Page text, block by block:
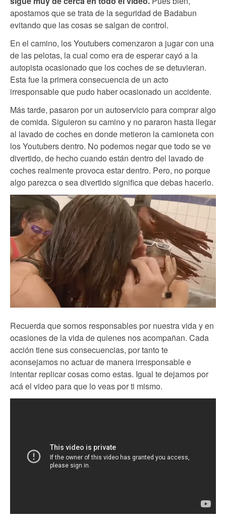
apostamos que se trata de la seguridad de Badabun
evitando que las cosas se salgan de control.
En el camino, los Youtubers comenzaron a jugar con una
de las pelotas, la cual como era de esperar cayó a la
autopista ocasionado que los coches de se detuvieran.
Esta fue la primera consecuencia de un acto
irresponsable que pudo haber ocasionado un accidente.
Más tarde, pasaron por un autoservicio para comprar algo
de comida. Siguieron su camino y no pararon hasta llegar
al lavado de coches en donde metieron la camioneta con
los Youtubers dentro. No podemos negar que todo se ve
divertido, de hecho cuando están dentro del lavado de
coches realmente provoca estar dentro. Pero, no porque
algo parezca o sea divertido significa que debas hacerlo.
Recuerda que somos responsables por nuestra vida y en
ocasiones de la vida de quienes nos acompañan. Cada
acción tiene sus consecuencias, por tanto te
aconsejamos no actuar de manera irresponsable e
intentar replicar cosas como estas. Igual te dejamos por
acá el video para que lo veas por ti mismo.